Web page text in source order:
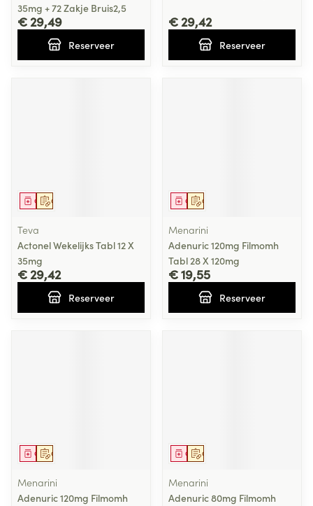
35mg + 72 Zakje Bruis2,5
€ 29,49
Reserveer
€ 29,42
Reserveer
Op voorschrift
Geneesmiddel
Teva
Actonel Wekelijks Tabl 12 X
35mg
€ 29,42
Reserveer
Op voorschrift
Geneesmiddel
Menarini
Adenuric 120mg Filmomh
Tabl 28 X 120mg
€ 19,55
Reserveer
Op voorschrift
Geneesmiddel
Menarini
Adenuric 120mg Filmomh
Op voorschrift
Geneesmiddel
Menarini
Adenuric 80mg Filmomh